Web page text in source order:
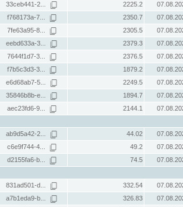
33ceb441-2... 2225.2
f768173a-7... 2350.7
7fe63a95-8... 2305.5
eebd633a-3... 2379.3
7644f1d7-3... 2376.5
f7b5c3d3-3... 1879.2
e6d68ab7-5... 2249.5
35846b8b-e... 1894.7
aec23fd6-9... 2144.1
ab9d5a42-2... 44.02
c6e9f744-4... 49.2
d2155fa6-b... 74.5
831ad501-d... 332.54
a7b1eda9-b... 326.83